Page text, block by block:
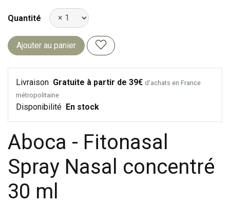
Quantité
Ajouter au panier
Livraison Gratuite à partir de 39€ d’achats en France
métropolitaine
Disponibilité En stock
Aboca - Fitonasal
Spray Nasal concentré
30 ml